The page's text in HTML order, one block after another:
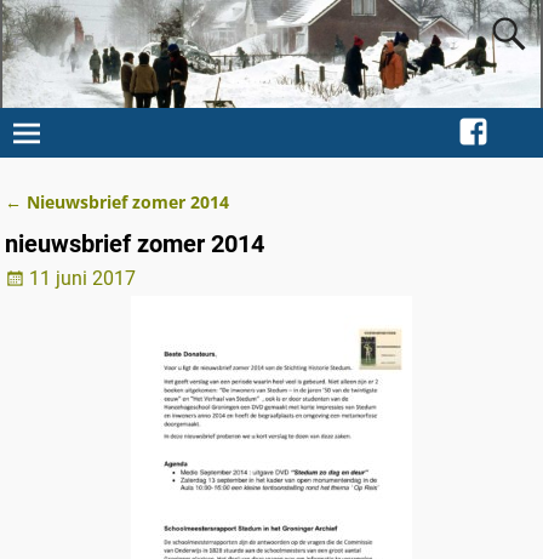
Berichtnavigatie
← Nieuwsbrief zomer 2014
nieuwsbrief zomer 2014
11 juni 2017